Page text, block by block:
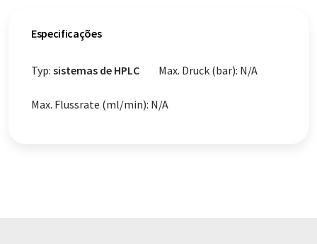
Especificações
Typ: sistemas de HPLC Max. Druck (bar): N/A
Max. Flussrate (ml/min): N/A